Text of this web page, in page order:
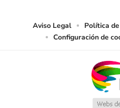
Aviso Legal Política
Configuración de